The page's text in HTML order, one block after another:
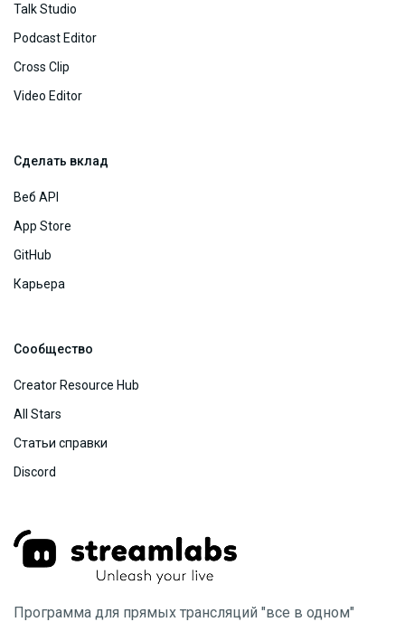
Программа для прямых трансляций "все в одном"
Talk Studio
Podcast Editor
Cross Clip
Video Editor
Сделать вклад
Веб API
App Store
GitHub
Карьера
Сообщество
Creator Resource Hub
All Stars
Статьи справки
Discord